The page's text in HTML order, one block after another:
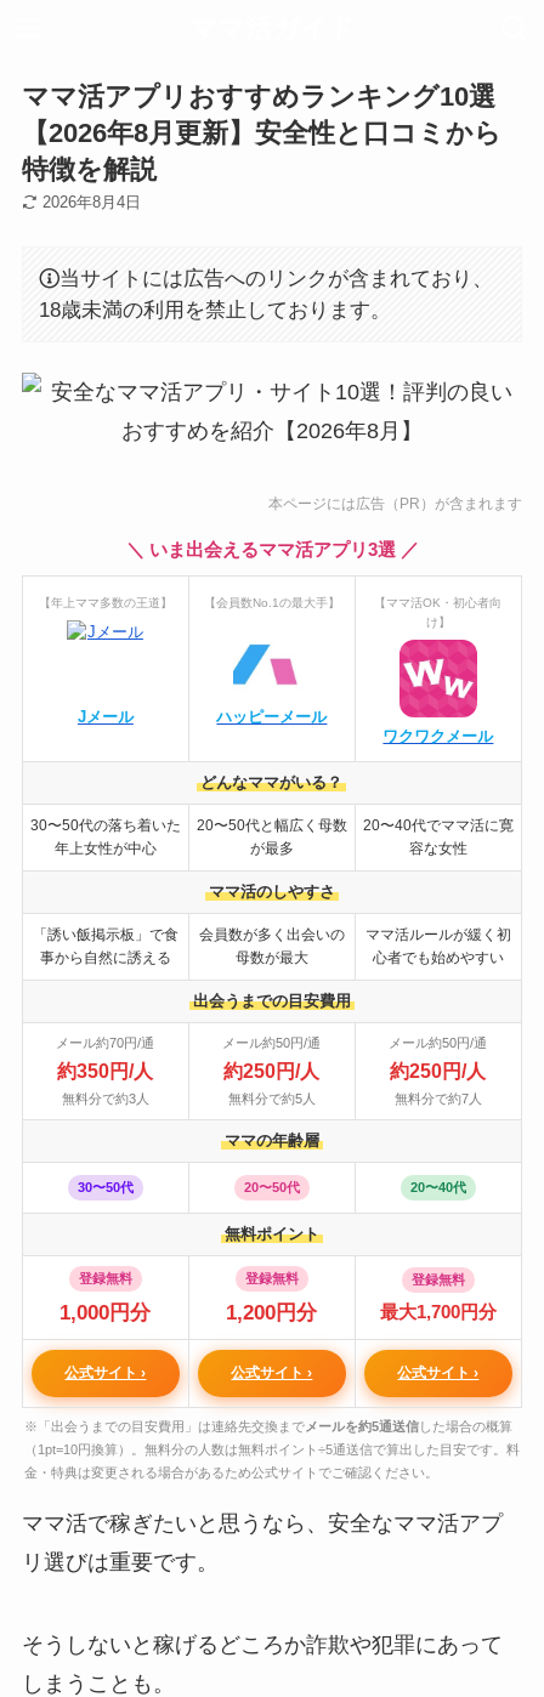
ママ活アプリおすすめランキング10選
【2026年8月更新】安全性と口コミから
特徴を解説
2026年8月4日
当サイトには広告へのリンクが含まれており、
18歳未満の利用を禁止しております。
本ページには広告（PR）が含まれます
＼ いま出会えるママ活アプリ3選 ／
【年上ママ多数の王道】
Jメール
【会員数No.1の最大手】
ハッピーメール
【ママ活OK・初心者向
け】
ワクワクメール
どんなママがいる？
30〜50代の落ち着いた
年上女性が中心
20〜50代と幅広く母数
が最多
20〜40代でママ活に寛
容な女性
ママ活のしやすさ
「誘い飯掲示板」で食
事から自然に誘える
会員数が多く出会いの
母数が最大
ママ活ルールが緩く初
心者でも始めやすい
出会うまでの目安費用
メール約70円/通
約350円/人
無料分で約3人
メール約50円/通
約250円/人
無料分で約5人
メール約50円/通
約250円/人
無料分で約7人
ママの年齢層
30〜50代 20〜50代 20〜40代
無料ポイント
登録無料
1,000円分
登録無料
1,200円分
登録無料
最大1,700円分
公式サイト › 公式サイト › 公式サイト ›
※「出会うまでの目安費用」は連絡先交換までメールを約5通送信した場合の概算
（1pt=10円換算）。無料分の人数は無料ポイント÷5通送信で算出した目安です。料
金・特典は変更される場合があるため公式サイトでご確認ください。
ママ活で稼ぎたいと思うなら、安全なママ活アプ
リ選びは重要です。
そうしないと稼げるどころか詐欺や犯罪にあって
しまうことも。